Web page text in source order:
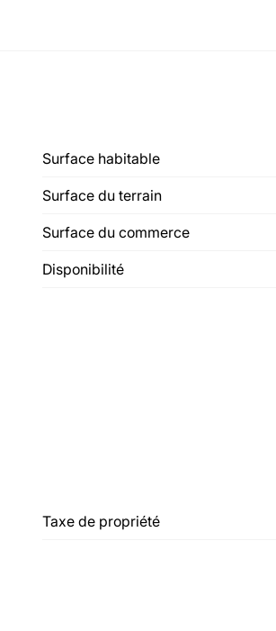
Surface habitable
Surface du terrain
Surface du commerce
Disponibilité
Taxe de propriété